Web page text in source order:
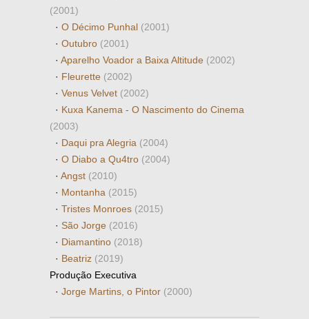
(2001)
· O Décimo Punhal (2001)
· Outubro (2001)
· Aparelho Voador a Baixa Altitude (2002)
· Fleurette (2002)
· Venus Velvet (2002)
· Kuxa Kanema - O Nascimento do Cinema
(2003)
· Daqui pra Alegria (2004)
· O Diabo a Qu4tro (2004)
· Angst (2010)
· Montanha (2015)
· Tristes Monroes (2015)
· São Jorge (2016)
· Diamantino (2018)
· Beatriz (2019)
Produção Executiva
· Jorge Martins, o Pintor (2000)